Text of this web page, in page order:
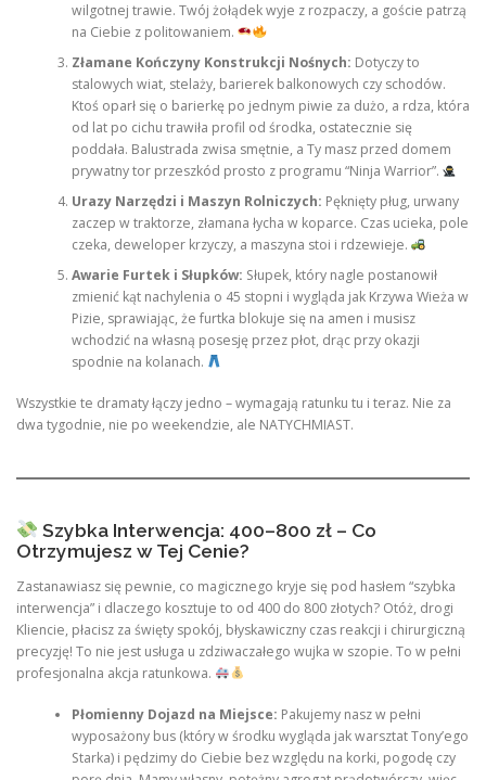
wilgotnej trawie. Twój żołądek wyje z rozpaczy, a goście patrzą
na Ciebie z politowaniem.
Złamane Kończyny Konstrukcji Nośnych: Dotyczy to
stalowych wiat, stelaży, barierek balkonowych czy schodów.
Ktoś oparł się o barierkę po jednym piwie za dużo, a rdza, która
od lat po cichu trawiła profil od środka, ostatecznie się
poddała. Balustrada zwisa smętnie, a Ty masz przed domem
prywatny tor przeszkód prosto z programu “Ninja Warrior”.
Urazy Narzędzi i Maszyn Rolniczych: Pęknięty pług, urwany
zaczep w traktorze, złamana łycha w koparce. Czas ucieka, pole
czeka, deweloper krzyczy, a maszyna stoi i rdzewieje.
Awarie Furtek i Słupków: Słupek, który nagle postanowił
zmienić kąt nachylenia o 45 stopni i wygląda jak Krzywa Wieża w
Pizie, sprawiając, że furtka blokuje się na amen i musisz
wchodzić na własną posesję przez płot, drąc przy okazji
spodnie na kolanach.
Wszystkie te dramaty łączy jedno – wymagają ratunku tu i teraz. Nie za
dwa tygodnie, nie po weekendzie, ale NATYCHMIAST.
Szybka Interwencja: 400–800 zł – Co
Otrzymujesz w Tej Cenie?
Zastanawiasz się pewnie, co magicznego kryje się pod hasłem “szybka
interwencja” i dlaczego kosztuje to od 400 do 800 złotych? Otóż, drogi
Kliencie, płacisz za święty spokój, błyskawiczny czas reakcji i chirurgiczną
precyzję! To nie jest usługa u zdziwaczałego wujka w szopie. To w pełni
profesjonalna akcja ratunkowa.
Płomienny Dojazd na Miejsce: Pakujemy nasz w pełni
wyposażony bus (który w środku wygląda jak warsztat Tony’ego
Starka) i pędzimy do Ciebie bez względu na korki, pogodę czy